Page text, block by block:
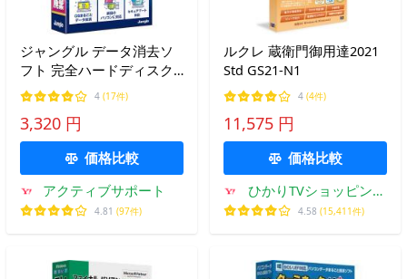
ジャングル データ消去ソ
フト 完全ハードディスク
抹消18
4 (17件)
3,320 円
価格比較
アクティブサポート
4.81 (97件)
ルクレ 蔵衛門御用達2021
Std GS21-N1
4 (4件)
11,575 円
価格比較
ひかりTVショッピング
Yahoo!店
4.58 (15,411件)